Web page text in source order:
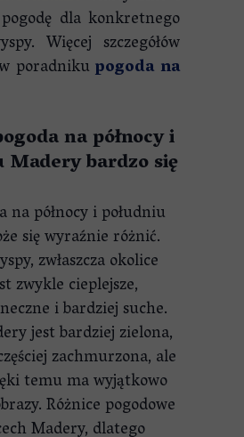
dla konkretnego
Więcej szczegółów
poradnikupogoda na
na północy i
Madery bardzo się
na północy i południu
się wyraźnie różnić.
zwłaszcza okolice
zwykle cieplejsze,
i bardziej suche.
jest bardziej zielona,
zachmurzona, ale
temu ma wyjątkowo
Różnice pogodowe
Madery, dlatego